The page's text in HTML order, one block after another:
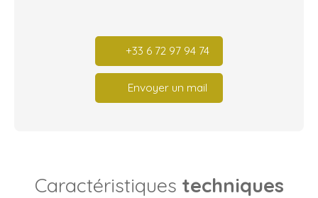
+33 6 72 97 94 74
Envoyer un mail
Caractéristiques techniques